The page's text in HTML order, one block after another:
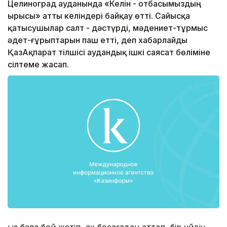
Целиноград ауданында «Келін - отбасымыздың
ырысы» атты келіндері байқау өтті. Сайысқа
қатысушылар салт - дәстүрді, мәдениет-тұрмыс
әдет-ғұрыптарын паш етті, деп хабарлайды
ҚазАқпарат тілшісі аудандық ішкі саясат бөліміне
сілтеме жасап.